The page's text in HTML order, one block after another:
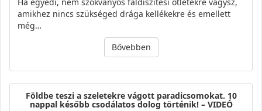
amikhez nincs szükséged drága kellékekre és emellett
még…
Bővebben
Földbe teszi a szeletekre vágott paradicsomokat. 10
nappal később csodálatos dolog történik! – VIDEÓ